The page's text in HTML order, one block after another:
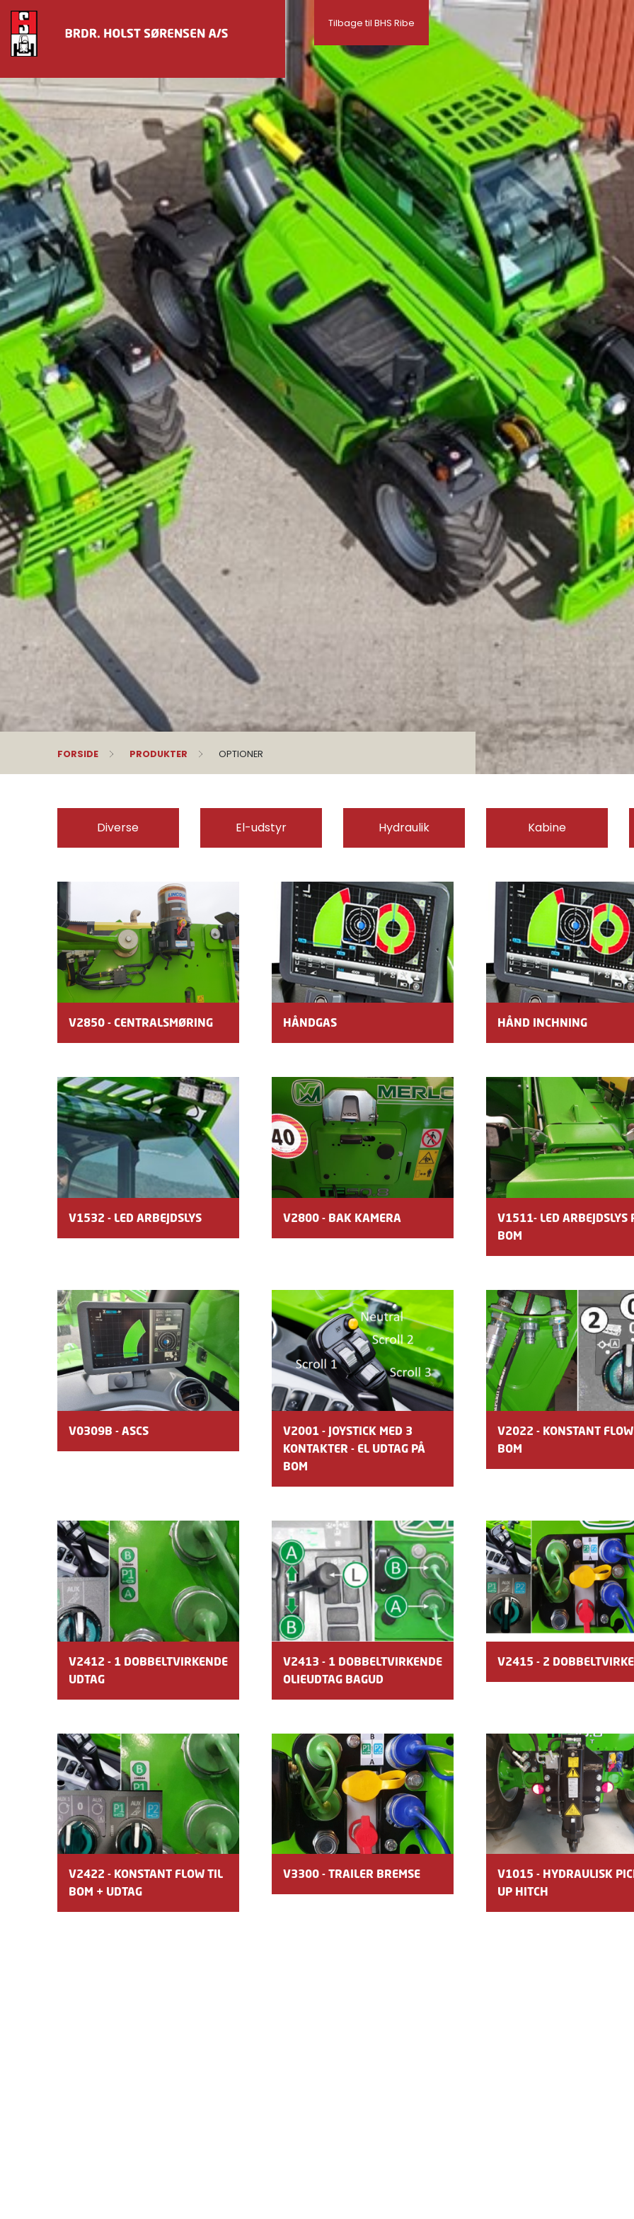
Tilbage til BHS Ribe
FORSIDE PRODUKTER OPTIONER
Diverse El-udstyr Hydraulik Kabine
V2850 - CENTRALSMØRING HÅNDGAS HÅND INCHNING
V1532 - LED ARBEJDSLYS V2800 - BAK KAMERA
V1511- LED ARBEJDSLYS
BOM
V0309B - ASCS
V2001 - JOYSTICK MED 3
KONTAKTER - EL UDTAG PÅ
BOM
V2022 - KONSTANT
BOM
V2412 - 1 DOBBELTVIRKENDE
UDTAG
V2413 - 1 DOBBELTVIRKENDE
OLIEUDTAG BAGUD
V2415 - 2
V2422 - KONSTANT FLOW TIL
BOM + UDTAG
V3300 - TRAILER BREMSE
V1015 - HYDRAULISK
UP HITCH